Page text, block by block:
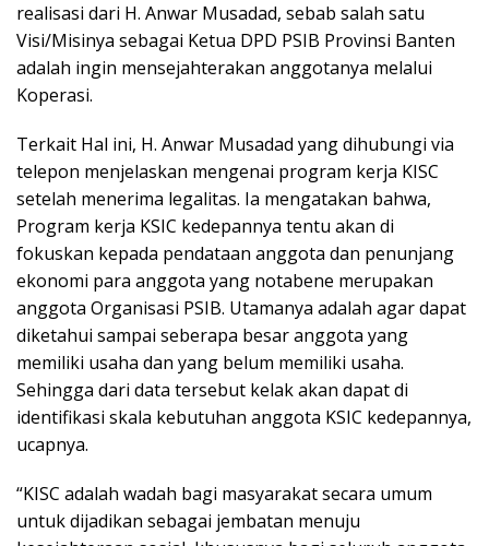
realisasi dari H. Anwar Musadad, sebab salah satu
Visi/Misinya sebagai Ketua DPD PSIB Provinsi Banten
adalah ingin mensejahterakan anggotanya melalui
Koperasi.
Terkait Hal ini, H. Anwar Musadad yang dihubungi via
telepon menjelaskan mengenai program kerja KISC
setelah menerima legalitas. Ia mengatakan bahwa,
Program kerja KSIC kedepannya tentu akan di
fokuskan kepada pendataan anggota dan penunjang
ekonomi para anggota yang notabene merupakan
anggota Organisasi PSIB. Utamanya adalah agar dapat
diketahui sampai seberapa besar anggota yang
memiliki usaha dan yang belum memiliki usaha.
Sehingga dari data tersebut kelak akan dapat di
identifikasi skala kebutuhan anggota KSIC kedepannya,
ucapnya.
“KISC adalah wadah bagi masyarakat secara umum
untuk dijadikan sebagai jembatan menuju